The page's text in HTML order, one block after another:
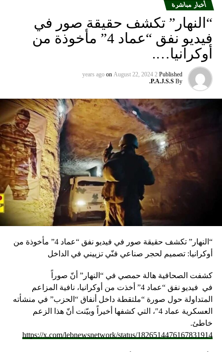
أخبار مباشرة
“النهار” تكشف حقيقة صور في
فيديو نفق “عماد 4” مأخوذة من
أوكرانيا….
Published
2 years ago
on August 22, 2024
By
P.A.J.S.S.
“النهار” تكشف حقيقة صور في فيديو نفق “عماد 4” مأخوذة من
أوكرانيا: تصميم لحجر صناعي فنّي تزييني في الداخل
كشفت الصحافية هالة حمصي في “النهار” أنّ صوراً
في فيديو
نفق “عماد 4” أخذت من أوكرانيا، نافية المزاعم
المتداولة حول صورة “ملتقطة داخل أنفاق “الحزب” في منشأته
العسكرية عماد 4″، التي كشفها أخيراً وبيّنت أنّ هذا الزعم
خاطئ.
https://x.com/lebnewsnetwork/status/1826514476167831914